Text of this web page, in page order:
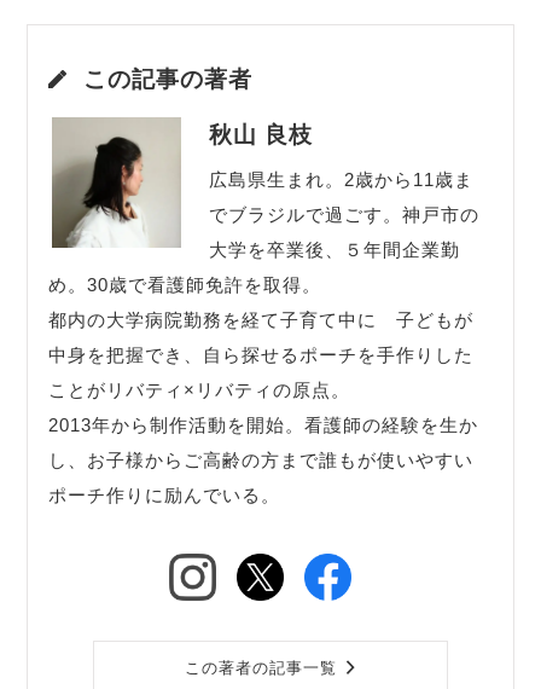
この記事の著者
秋山 良枝
広島県生まれ。2歳から11歳ま
でブラジルで過ごす。神戸市の
大学を卒業後、５年間企業勤
め。30歳で看護師免許を取得。
都内の大学病院勤務を経て子育て中に 子どもが
中身を把握でき、自ら探せるポーチを手作りした
ことがリバティ×リバティの原点。
2013年から制作活動を開始。看護師の経験を生か
し、お子様からご高齢の方まで誰もが使いやすい
ポーチ作りに励んでいる。
この著者の記事一覧